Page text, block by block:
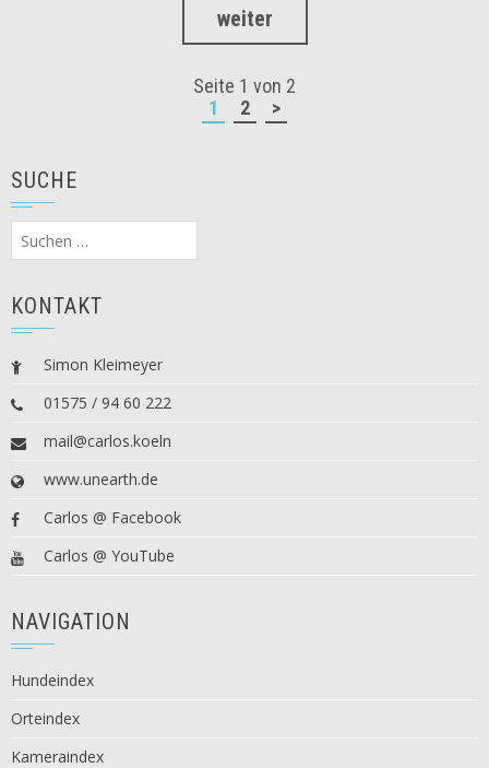
weiter
Seite 1 von 2
1
2 >
SUCHE
Suchen
nach:
KONTAKT
Simon Kleimeyer
01575 / 94 60 222
mail@carlos.koeln
www.unearth.de
Carlos @ Facebook
Carlos @ YouTube
NAVIGATION
Hundeindex
Orteindex
Kameraindex